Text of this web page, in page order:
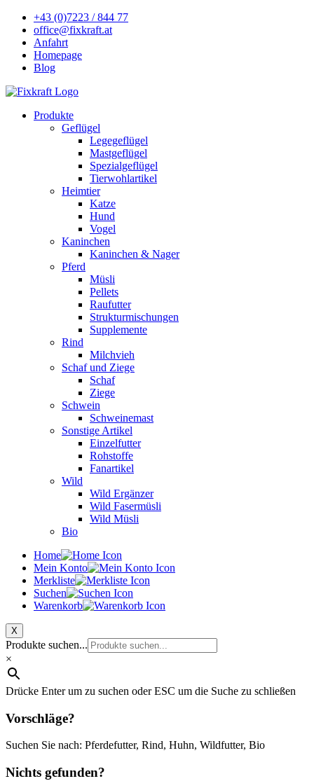
+43 (0)7223 / 844 77
office@fixkraft.at
Anfahrt
Homepage
Blog
Produkte
Geflügel
Legegeflügel
Mastgeflügel
Spezialgeflügel
Tierwohlartikel
Heimtier
Katze
Hund
Vogel
Kaninchen
Kaninchen & Nager
Pferd
Müsli
Pellets
Raufutter
Strukturmischungen
Supplemente
Rind
Milchvieh
Schaf und Ziege
Schaf
Ziege
Schwein
Schweinemast
Sonstige Artikel
Einzelfutter
Rohstoffe
Fanartikel
Wild
Wild Ergänzer
Wild Fasermüsli
Wild Müsli
Bio
Home
Mein Konto
Merkliste
Suchen
Warenkorb
X
Produkte suchen...
×
Drücke Enter um zu suchen oder ESC um die Suche zu schließen
Vorschläge?
Suchen Sie nach: Pferdefutter, Rind, Huhn, Wildfutter, Bio
Nichts gefunden?